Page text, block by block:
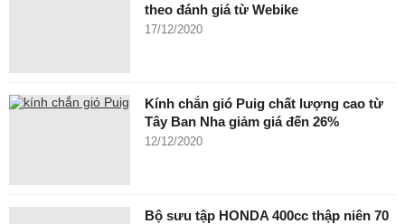
theo đánh giá từ Webike
17/12/2020
Kính chắn gió Puig chất lượng cao từ
Tây Ban Nha giảm giá đến 26%
12/12/2020
Bộ sưu tập HONDA 400cc thập niên 70